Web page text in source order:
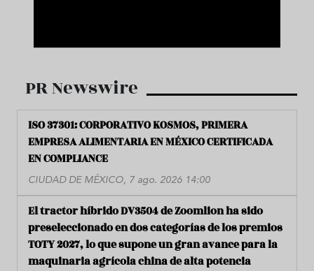
PR Newswire
ISO 37301: CORPORATIVO KOSMOS, PRIMERA
EMPRESA ALIMENTARIA EN MÉXICO CERTIFICADA
EN COMPLIANCE
CIUDAD DE MÉXICO, 7 ago. 2026 14:00
El tractor híbrido DV3504 de Zoomlion ha sido
preseleccionado en dos categorías de los premios
TOTY 2027, lo que supone un gran avance para la
maquinaria agrícola china de alta potencia